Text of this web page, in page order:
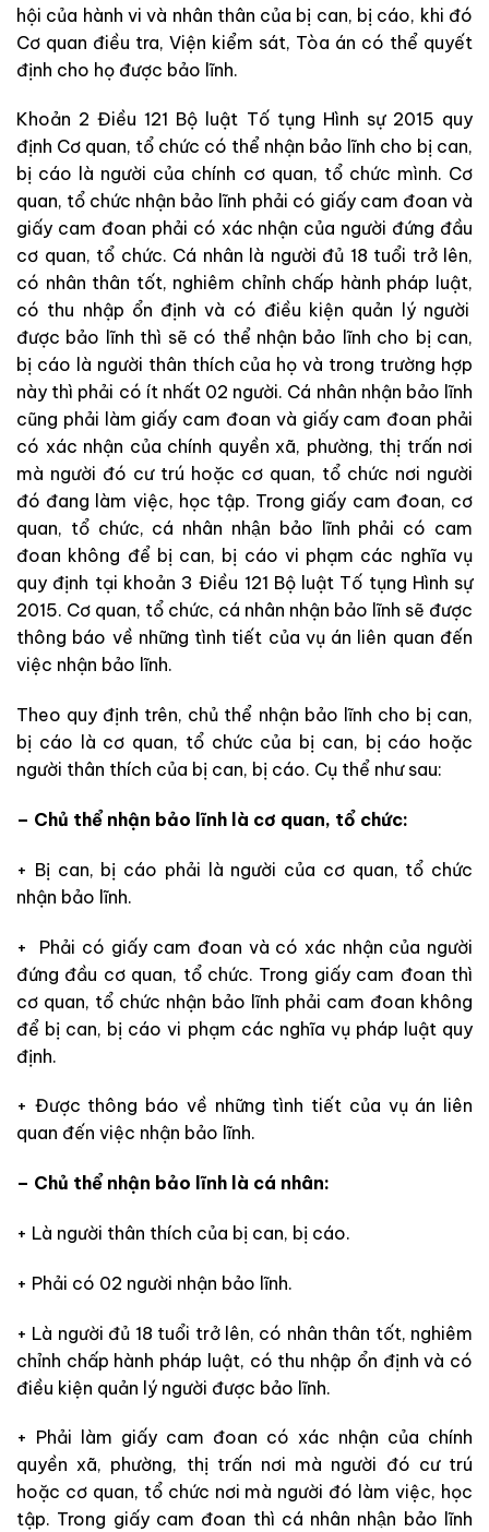
hội của hành vi và nhân thân của bị can, bị cáo, khi đó
Cơ quan điều tra, Viện kiểm sát, Tòa án có thể quyết
định cho họ được bảo lĩnh.
Khoản 2 Điều 121 Bộ luật Tố tụng Hình sự 2015 quy
định Cơ quan, tổ chức có thể nhận bảo lĩnh cho bị can,
bị cáo là người của chính cơ quan, tổ chức mình. Cơ
quan, tổ chức nhận bảo lĩnh phải có giấy cam đoan và
giấy cam đoan phải có xác nhận của người đứng đầu
cơ quan, tổ chức. Cá nhân là người đủ 18 tuổi trở lên,
có nhân thân tốt, nghiêm chỉnh chấp hành pháp luật,
có thu nhập ổn định và có điều kiện quản lý người
được bảo lĩnh thì sẽ có thể nhận bảo lĩnh cho bị can,
bị cáo là người thân thích của họ và trong trường hợp
này thì phải có ít nhất 02 người. Cá nhân nhận bảo lĩnh
cũng phải làm giấy cam đoan và giấy cam đoan phải
có xác nhận của chính quyền xã, phường, thị trấn nơi
mà người đó cư trú hoặc cơ quan, tổ chức nơi người
đó đang làm việc, học tập. Trong giấy cam đoan, cơ
quan, tổ chức, cá nhân nhận bảo lĩnh phải có cam
đoan không để bị can, bị cáo vi phạm các nghĩa vụ
quy định tại khoản 3 Điều 121 Bộ luật Tố tụng Hình sự
2015. Cơ quan, tổ chức, cá nhân nhận bảo lĩnh sẽ được
thông báo về những tình tiết của vụ án liên quan đến
việc nhận bảo lĩnh.
Theo quy định trên, chủ thể nhận bảo lĩnh cho bị can,
bị cáo là cơ quan, tổ chức của bị can, bị cáo hoặc
người thân thích của bị can, bị cáo. Cụ thể như sau:
– Chủ thể nhận bảo lĩnh là cơ quan, tổ chức:
+ Bị can, bị cáo phải là người của cơ quan, tổ chức
nhận bảo lĩnh.
+
Phải có giấy cam đoan và có xác nhận của người
đứng đầu cơ quan, tổ chức. Trong giấy cam đoan thì
cơ quan, tổ chức nhận bảo lĩnh phải cam đoan không
để bị can, bị cáo vi phạm các nghĩa vụ pháp luật quy
định.
+ Được thông báo về những tình tiết của vụ án liên
quan đến việc nhận bảo lĩnh.
– Chủ thể nhận bảo lĩnh là cá nhân:
+ Là người thân thích của bị can, bị cáo.
+ Phải có 02 người nhận bảo lĩnh.
+ Là người đủ 18 tuổi trở lên, có nhân thân tốt, nghiêm
chỉnh chấp hành pháp luật, có thu nhập ổn định và có
điều kiện quản lý người được bảo lĩnh.
+ Phải làm giấy cam đoan có xác nhận của chính
quyền xã, phường, thị trấn nơi mà người đó cư trú
hoặc cơ quan, tổ chức nơi mà người đó làm việc, học
tập. Trong giấy cam đoan thì cá nhân nhận bảo lĩnh